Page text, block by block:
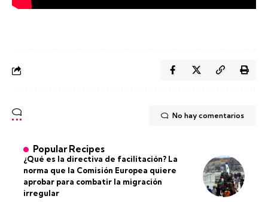
No hay comentarios
Popular Recipes
¿Qué es la directiva de facilitación? La
norma que la Comisión Europea quiere
aprobar para combatir la migración
irregular